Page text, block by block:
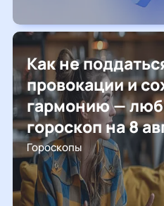
Как не
провокации и
гармонию —
гороскоп на 8
Гороскопы